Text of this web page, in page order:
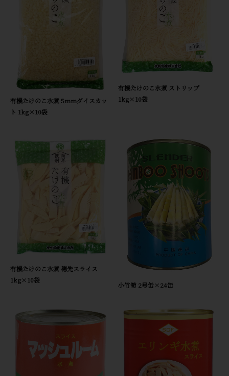
有機たけのこ水煮 5mmダイスカッ
ト 1kg×10袋
有機たけのこ水煮 ストリップ
1kg×10袋
有機たけのこ水煮 穂先スライス
1kg×10袋
小竹筍 2号缶×24缶